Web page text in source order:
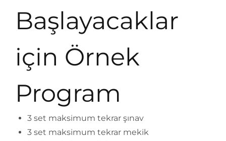
Başlayacaklar
için Örnek
Program
3 set maksimum tekrar şınav
3 set maksimum tekrar mekik